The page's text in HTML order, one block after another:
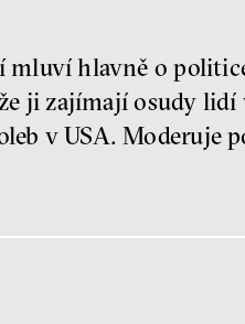
mluví hlavně o
ji zajímají osudy lidí
v USA. Moderuje